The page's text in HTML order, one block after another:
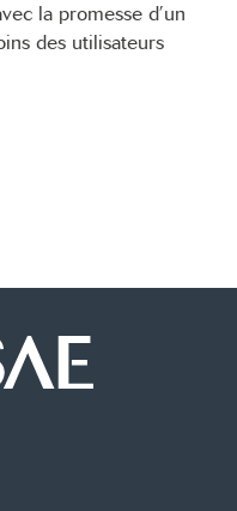
la promesse d’un
des utilisateurs